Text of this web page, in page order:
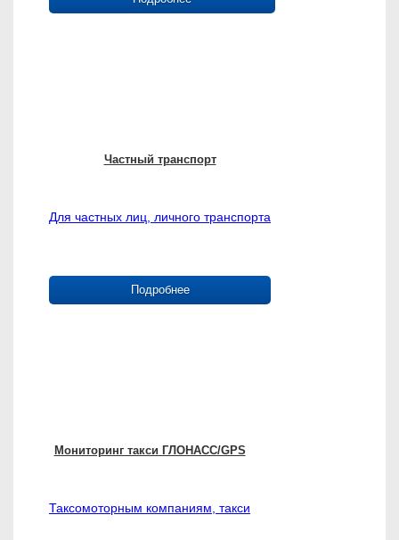
Частный транспорт
Для частных лиц, личного транспорта
Подробнее
Мониторинг такси ГЛОНАСС/GPS
Таксомоторным компаниям, такси